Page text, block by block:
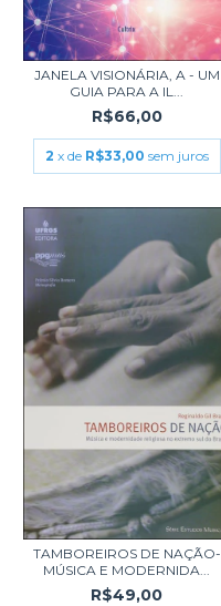
JANELA VISIONÁRIA, A - UM
GUIA PARA A IL...
R$66,00
2 x de R$33,00 sem juros
TAMBOREIROS DE NAÇÃO-
MÚSICA E MODERNIDA...
R$49,00